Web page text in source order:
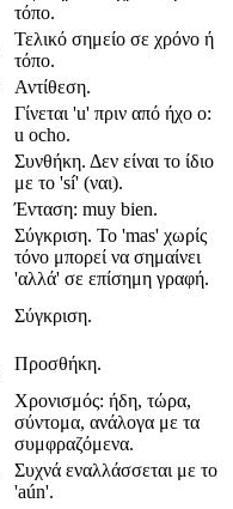
τόπο.
Τελικό σημείο σε χρόνο ή
τόπο.
Αντίθεση.
Γίνεται 'u' πριν από ήχο o:
u ocho.
Συνθήκη. Δεν είναι το ίδιο
με το 'sí' (ναι).
Ένταση: muy bien.
Σύγκριση. Το 'mas' χωρίς
τόνο μπορεί να σημαίνει
'αλλά' σε επίσημη γραφή.
Σύγκριση.
Προσθήκη.
Χρονισμός: ήδη, τώρα,
σύντομα, ανάλογα με τα
συμφραζόμενα.
Συχνά εναλλάσσεται με το
'aún'.